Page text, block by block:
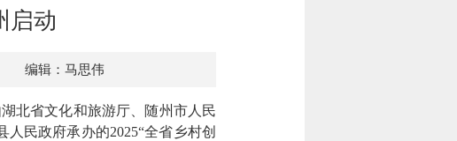
启动
编辑：马思伟
北省文化和旅游厅、随州市人民
民政府承办的2025“全省乡村创